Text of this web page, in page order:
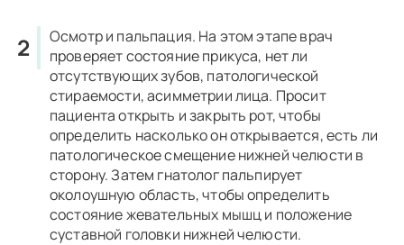
Осмотр и пальпация. На этом этапе врач
проверяет состояние прикуса, нет ли
отсутствующих зубов, патологической
стираемости, асимметрии лица. Просит
пациента открыть и закрыть рот, чтобы
определить насколько он открывается, есть ли
патологическое смещение нижней челюсти в
сторону. Затем гнатолог пальпирует
околоушную область, чтобы определить
состояние жевательных мышц и положение
суставной головки нижней челюсти.